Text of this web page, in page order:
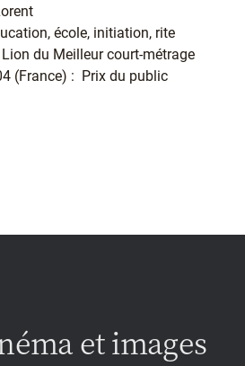
école, initiation, rite
du Meilleur court-métrage
(France) : Prix du public
et images